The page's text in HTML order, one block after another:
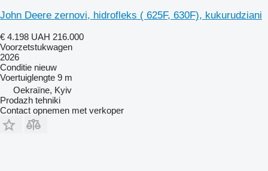
John Deere zernovi, hidrofleks ( 625F, 630F), kukurudziani
€ 4.198 UAH 216.000
Voorzetstukwagen
2026
Conditie nieuw
Voertuiglengte 9 m
Oekraïne, Kyiv
Prodazh tehniki
Contact opnemen met verkoper